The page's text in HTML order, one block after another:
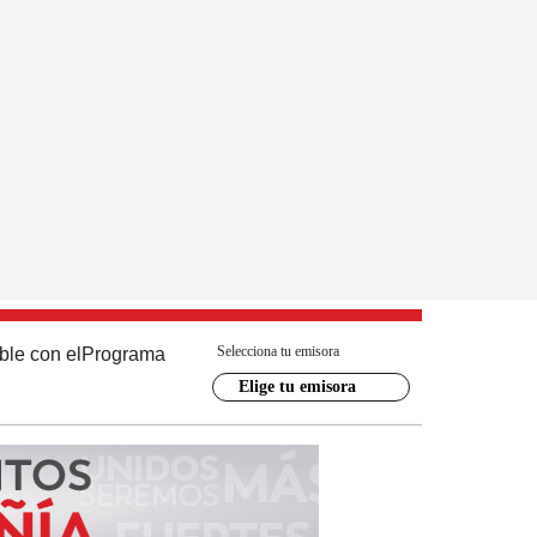
con el Programa Selecciona tu emisora
Elige tu emisora